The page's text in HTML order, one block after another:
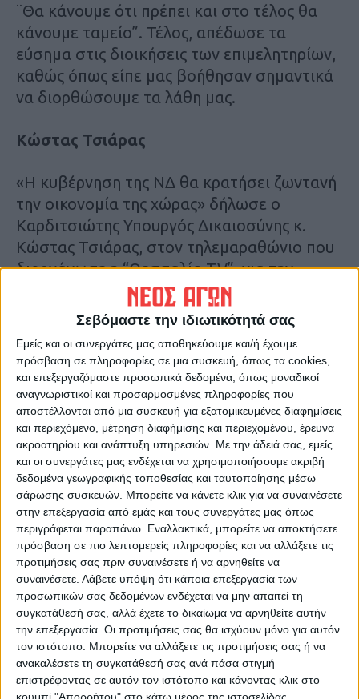
Σεβόμαστε την ιδιωτικότητά σας
Εμείς και οι συνεργάτες μας αποθηκεύουμε και/ή έχουμε
πρόσβαση σε πληροφορίες σε μια συσκευή, όπως τα cookies,
και επεξεργαζόμαστε προσωπικά δεδομένα, όπως μοναδικοί
αναγνωριστικοί και προσαρμοσμένες πληροφορίες που
αποστέλλονται από μια συσκευή για εξατομικευμένες διαφημίσεις
και περιεχόμενο, μέτρηση διαφήμισης και περιεχομένου, έρευνα
ακροατηρίου και ανάπτυξη υπηρεσιών. Με την άδειά σας, εμείς
και οι συνεργάτες μας ενδέχεται να χρησιμοποιήσουμε ακριβή
δεδομένα γεωγραφικής τοποθεσίας και ταυτοποίησης μέσω
σάρωσης συσκευών. Μπορείτε να κάνετε κλικ για να συναινέσετε
στην επεξεργασία από εμάς και τους συνεργάτες μας όπως
περιγράφεται παραπάνω. Εναλλακτικά, μπορείτε να αποκτήσετε
πρόσβαση σε πιο λεπτομερείς πληροφορίες και να αλλάξετε τις
προτιμήσεις σας πριν συναινέσετε ή να αρνηθείτε να
συναινέσετε. Λάβετε υπόψη ότι κάποια επεξεργασία των
προσωπικών σας δεδομένων ενδέχεται να μην απαιτεί τη
συγκατάθεσή σας, αλλά έχετε το δικαίωμα να αρνηθείτε αυτήν
την επεξεργασία. Οι προτιμήσεις σας θα ισχύουν μόνο για αυτόν
τον ιστότοπο. Μπορείτε να αλλάξετε τις προτιμήσεις σας ή να
ανακαλέσετε τη συγκατάθεσή σας ανά πάσα στιγμή
επιστρέφοντας σε αυτόν τον ιστότοπο και κάνοντας κλικ στο
¨Θα κάνουμε ότι πρέπει και στο τέλος θα
κάνουμε ταμείο”. Τέλος, απέδωσε τα
εύσημα στις διοικήσεις των επιμελητηρίων,
καθώς όπως είπε μας βοήθησαν σημαντικά
να διορθώσουμε τα λάθη μας.
Kώστας Τσιάρας
«Η κυβέρνηση της ΝΔ θα κρατήσει ζωντανή
την οικονομία της χώρας» δήλωσε ο
Καρδιτσιώτης Υπουργός Δικαιοσύνης κ.
Κώστας Τσιάρας, στον τηλεμαραθώνιο που
διοργάνωσε η “Θεσσαλία TV”, για την
επόμενη ημέρα μετά την πανδημία του
κορωνοϊού.
«Αξιοποιώντας την ευρωπαϊκή βοήθεια,
αυτή την περίοδο, μπορούμε να κάνουμε τα
επόμενα βήματα, για τον επόμενο
σχεδιασμό» είπε ο κ.Τσιάρας, τονίζοντας
πως «ο ίδιος ο Πρωθυπουργός, ανέλαβε
προσωπικά το βάρος της ανασυγκρότησης,
που αφορά στη επανεκκίνηση της ελληνικής
οικονομίας».
Ο κ. Τσιάρας, εξέφρασε την αισιοδοξία του
για την επόμενη ημέρα στον τουρισμό,
λέγοντας πως η Ελλάδα έχει καταφέρει να
ξαναποκτήσει και τη βαρύτητα και τη
σημασία του ονόματος και του ρόλου της,
στην παγκόσμια αγορά.